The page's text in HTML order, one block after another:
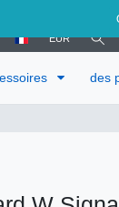
EUR
des